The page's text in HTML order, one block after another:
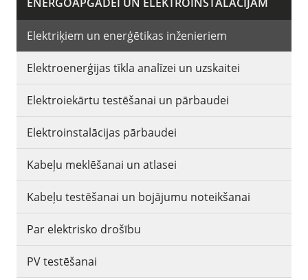
Elektriķiem un enerģētikas inženieriem
Elektroenerģijas tīkla analīzei un uzskaitei
Elektroiekārtu testēšanai un pārbaudei
Elektroinstalācijas pārbaudei
Kabeļu meklēšanai un atlasei
Kabeļu testēšanai un bojājumu noteikšanai
Par elektrisko drošību
PV testēšanai